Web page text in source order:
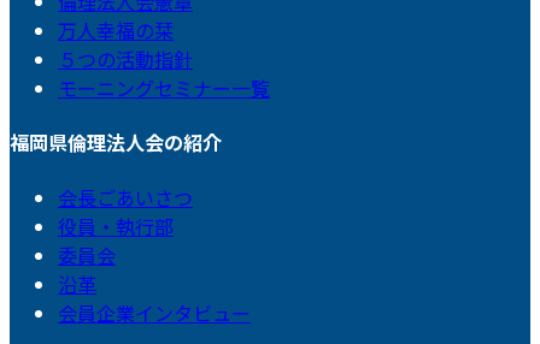
万人幸福の栞
５つの活動指針
モーニングセミナー一覧
福岡県倫理法人会の紹介
会長ごあいさつ
役員・執行部
委員会
沿革
会員企業インタビュー